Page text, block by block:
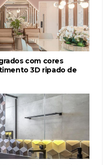
com cores
3D ripado de